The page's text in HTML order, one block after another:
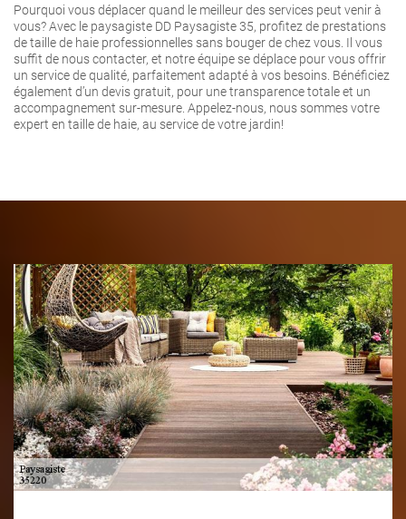
Pourquoi vous déplacer quand le meilleur des services peut venir à
vous? Avec le paysagiste DD Paysagiste 35, profitez de prestations
de taille de haie professionnelles sans bouger de chez vous. Il vous
suffit de nous contacter, et notre équipe se déplace pour vous offrir
un service de qualité, parfaitement adapté à vos besoins. Bénéficiez
également d’un devis gratuit, pour une transparence totale et un
accompagnement sur-mesure. Appelez-nous, nous sommes votre
expert en taille de haie, au service de votre jardin!